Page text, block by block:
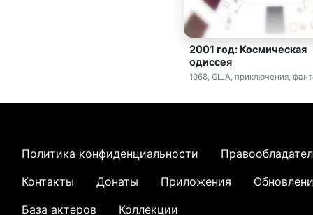
2001 год: Космическая
одиссея
1968, США, приключения,
Политика конфиденциальности
Контакты
Донаты Приложения
База актеров
Коллекции